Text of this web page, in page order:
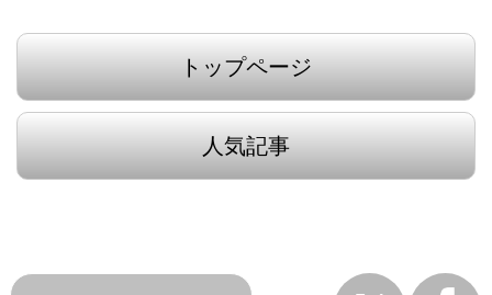
トップページ
人気記事